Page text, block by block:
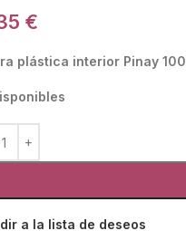
€
plástica interior Pinay 100
a la lista de deseos